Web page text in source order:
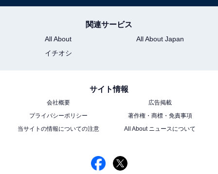
関連サービス
All About
All About Japan
イチオシ
サイト情報
会社概要
広告掲載
プライバシーポリシー
著作権・商標・免責事項
当サイトの情報についての注意
All About ニュースについて